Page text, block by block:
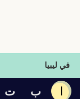
في ليبيا
ا ب ت